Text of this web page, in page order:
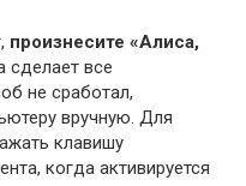
произнесите «Алиса,
сделает все
не сработал,
вручную. Для
клавишу
когда активируется